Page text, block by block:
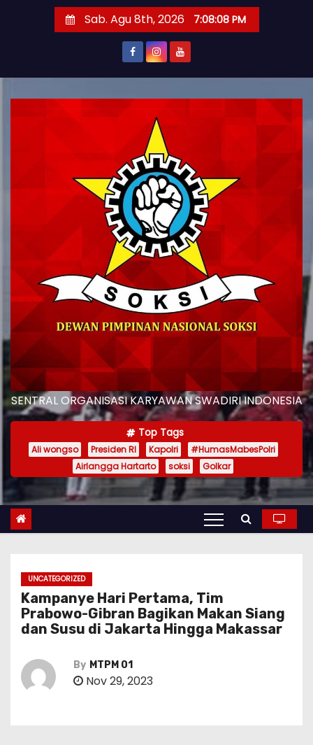
Sab. Agu 8th, 2026 7:08:10 PM
SENTRAL ORGANISASI KARYAWAN SWADIRI INDONESIA
Top Tags
Ali wongso Presiden RI Kapolri
#HumasMabesPolri
Airlangga Hartarto
soksi Golkar
UNCATEGORIZED
Kampanye Hari Pertama, Tim
Prabowo-Gibran Bagikan Makan Siang
dan Susu di Jakarta Hingga Makassar
By MTPM 01
Nov 29, 2023